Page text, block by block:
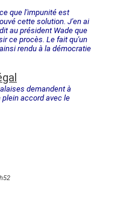
que l'impunité est
cette solution. J'en ai
au président Wade que
ce procès. Le fait qu'un
rendu à la démocratie
demandent à
plein accord avec le